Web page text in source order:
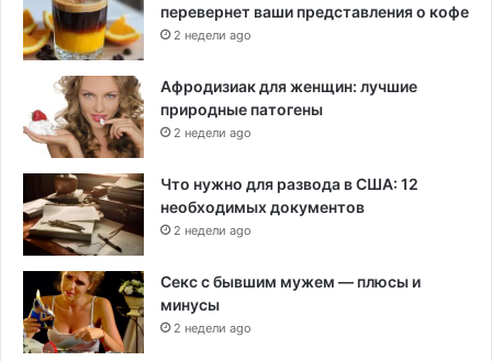
перевернет ваши представления о кофе
2 недели ago
Афродизиак для женщин: лучшие
природные патогены
2 недели ago
Что нужно для развода в США: 12
необходимых документов
2 недели ago
Секс с бывшим мужем — плюсы и
минусы
2 недели ago